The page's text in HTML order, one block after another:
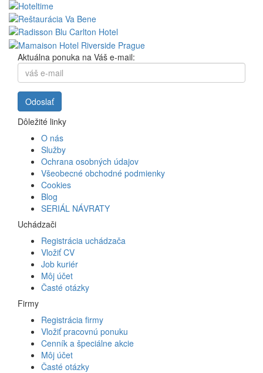
Aktuálna ponuka na Váš e-mail:
Dôležité linky
O nás
Služby
Ochrana osobných údajov
Všeobecné obchodné podmienky
Cookies
Blog
SERIÁL NÁVRATY
Uchádzači
Registrácia uchádzača
Vložiť CV
Job kuriér
Môj účet
Časté otázky
Firmy
Registrácia firmy
Vložiť pracovnú ponuku
Cenník a špeciálne akcie
Môj účet
Časté otázky